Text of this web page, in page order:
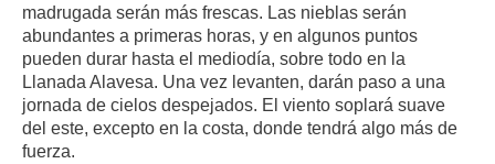
madrugada serán más frescas. Las nieblas serán
abundantes a primeras horas, y en algunos puntos
pueden durar hasta el mediodía, sobre todo en la
Llanada Alavesa. Una vez levanten, darán paso a una
jornada de cielos despejados. El viento soplará suave
del este, excepto en la costa, donde tendrá algo más de
fuerza.